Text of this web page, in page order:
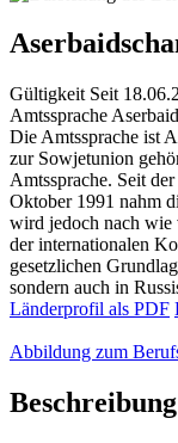
Gültigkeit Seit
Amtssprache
Die Amtssprache ist
zur Sowjetunion
Amtssprache. Seit
Oktober 1991 nahm
wird jedoch nach
der internationalen
gesetzlichen
sondern auch in
Länderprofil als PDF
Abbildung zum
Beschreibung